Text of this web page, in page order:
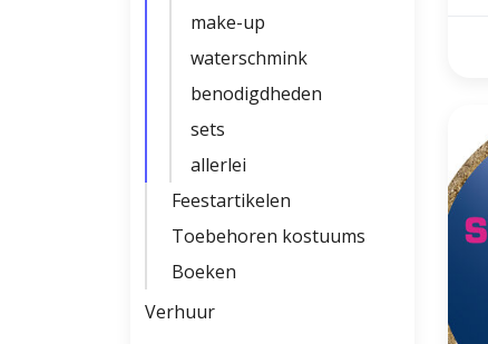
make-up
waterschmink
benodigdheden
sets
allerlei
Feestartikelen
Toebehoren kostuums
Boeken
Verhuur